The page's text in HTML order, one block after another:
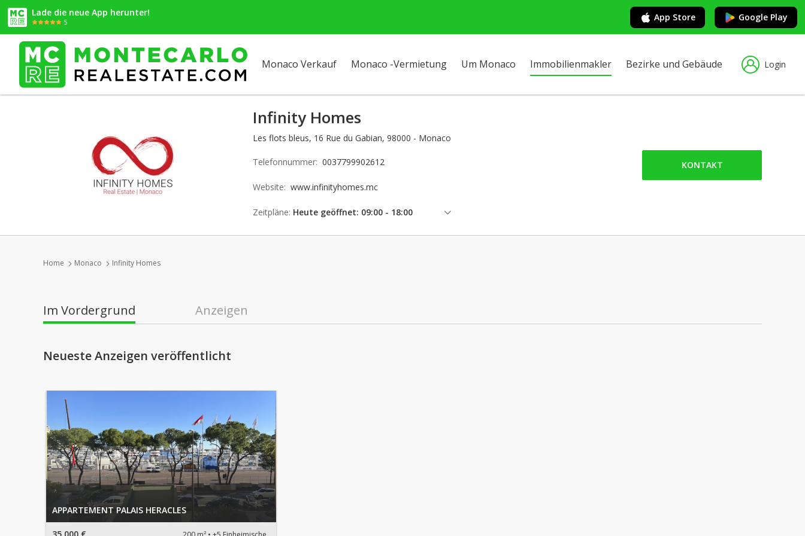
Lade die neue App herunter!
5 App Store Google Play
Monaco Verkauf Monaco -Vermietung Um Monaco Immobilienmakler Bezirke und Gebäude Login
Infinity Homes
Les flots bleus, 16 Rue du Gabian, 98000 - Monaco
Telefonnummer: 0037799902612
Website: www.infinityhomes.mc
Zeitpläne: Heute geöffnet: 09:00 - 18:00
KONTAKT
Home Monaco Infinity Homes
Im Vordergrund Anzeigen
Neueste Anzeigen veröffentlicht
APPARTEMENT PALAIS HERACLES